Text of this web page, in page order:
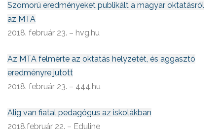
Szomorú eredményeket publikált a magyar oktatásról
az MTA
2018. február 23. – hvg.hu
Az MTA felmérte az oktatás helyzetét, és aggasztó
eredményre jutott
2018. február 23. – 444.hu
Alig van fiatal pedagógus az iskolákban
2018.február 22. – Eduline